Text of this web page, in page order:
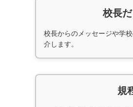
校長
校長からのメッセージや学
介します。
規